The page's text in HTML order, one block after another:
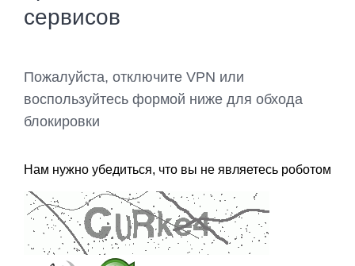
сервисов
Пожалуйста, отключите VPN или
воспользуйтесь формой ниже для обхода
блокировки
Нам нужно убедиться, что вы не являетесь роботом